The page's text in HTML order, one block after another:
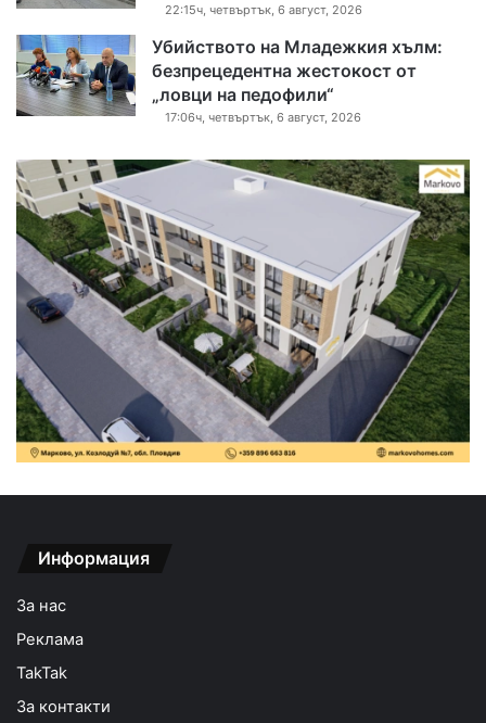
22:15ч, четвъртък, 6 август, 2026
Убийството на Младежкия хълм:
безпрецедентна жестокост от
„ловци на педофили“
17:06ч, четвъртък, 6 август, 2026
Информация
За нас
Реклама
TakTak
За контакти